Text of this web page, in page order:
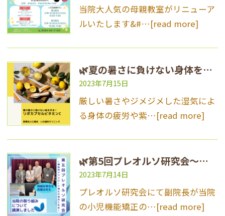
当院大人気の母親教室がリニューア
ルいたします&#…[read more]
🌿夏の暑さに負けない身体を作るリポカプセルビタミンC🌿
2023年7月15日
厳しい暑さやジメジメした湿気によ
る身体の疲労や紫…[read more]
🌿第5回プレオルソ研究会〜機能的マウスピース矯正の現在と未来〜に参加しました♪🌿
2023年7月14日
プレオルソ研究会にて副院長が当院
の小児機能矯正の…[read more]